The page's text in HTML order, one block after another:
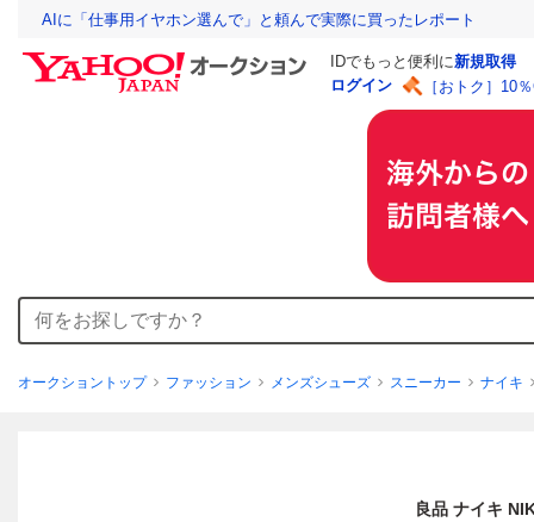
AIに「仕事用イヤホン選んで」と頼んで実際に買ったレポート
IDでもっと便利に新規取得
ログイン
［おトク］10
オークショントップ ファッション メンズシューズ スニーカー ナイキ
良品 ナイキ